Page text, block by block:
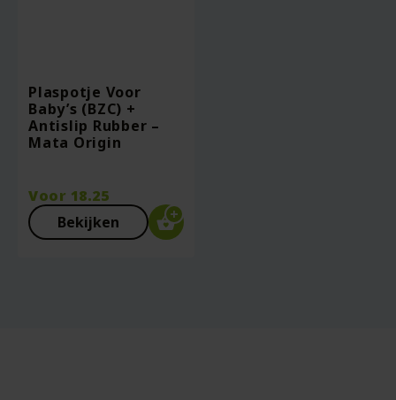
Plaspotje Voor
Baby’s (BZC) +
Antislip Rubber –
Mata Origin
Voor 18.25
Bekijken